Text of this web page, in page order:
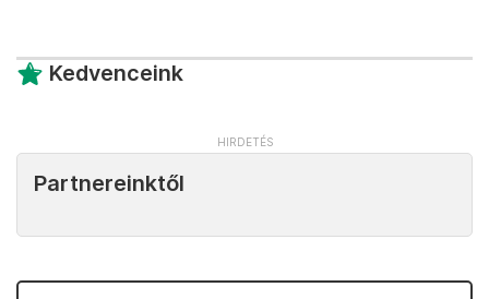
Kedvenceink
Partnereinktől